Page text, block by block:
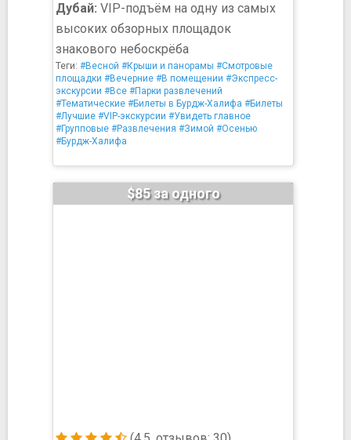
Дубай: VIP-подъём на одну из самых
высоких обзорных площадок
знакового небоскрёба
Теги: #Весной #Крыши и панорамы #Смотровые
площадки #Вечерние #В помещении #Экспресс-
экскурсии #Все #Парки развлечений
#Тематические #Билеты в Бурдж-Халифа #Билеты
#Лучшие #VIP-экскурсии #Увидеть главное
#Групповые #Развлечения #Зимой #Осенью
#Бурдж-Халифа
$85 за одного